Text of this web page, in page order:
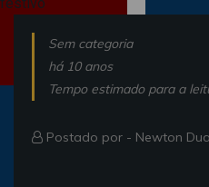
Sem categoria
há 10 anos
Tempo estimado para a
Postado por - Newton